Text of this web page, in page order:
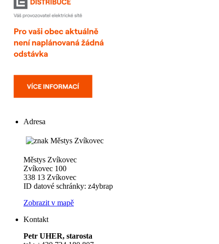
Adresa
Městys Zvíkovec
Zvíkovec 100
338 13 Zvíkovec
ID datové schránky: z4ybrap
Zobrazit v mapě
Kontakt
Petr UHER, starosta